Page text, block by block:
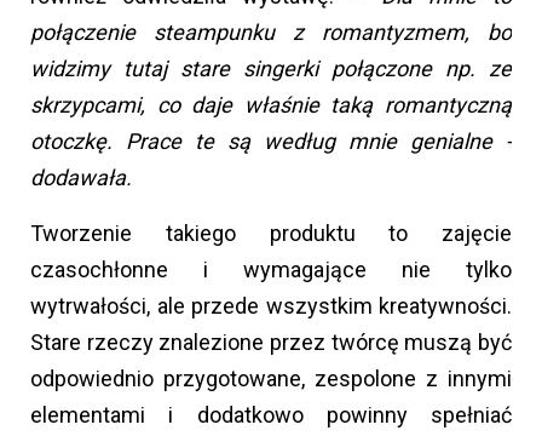
połączenie steampunku z romantyzmem, bo
widzimy tutaj stare singerki połączone np. ze
skrzypcami, co daje właśnie taką romantyczną
otoczkę. Prace te są według mnie genialne -
dodawała.
Tworzenie takiego produktu to zajęcie
czasochłonne i wymagające nie tylko
wytrwałości, ale przede wszystkim kreatywności.
Stare rzeczy znalezione przez twórcę muszą być
odpowiednio przygotowane, zespolone z innymi
elementami i dodatkowo powinny spełniać